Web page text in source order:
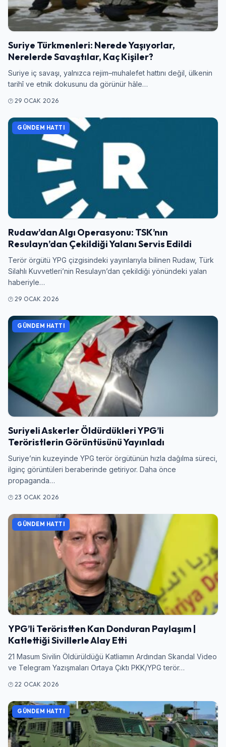
Suriye Türkmenleri: Nerede Yaşıyorlar,
Nerelerde Savaştılar, Kaç Kişiler?
Suriye iç savaşı, yalnızca rejim–muhalefet hattını değil, ülkenin
tarihî ve etnik dokusunu da görünür hâle…
29 OCAK 2026
GÜNDEM HATTI
Rudaw’dan Algı Operasyonu: TSK’nın
Resulayn’dan Çekildiği Yalanı Servis Edildi
Terör örgütü YPG çizgisindeki yayınlarıyla bilinen Rudaw, Türk
Silahlı Kuvvetleri’nin Resulayn’dan çekildiği yönündeki yalan
haberiyle…
29 OCAK 2026
GÜNDEM HATTI
Suriyeli Askerler Öldürdükleri YPG’li
Teröristlerin Görüntüsünü Yayınladı
Suriye’nin kuzeyinde YPG terör örgütünün hızla dağılma süreci,
ilginç görüntüleri beraberinde getiriyor. Daha önce
propaganda…
23 OCAK 2026
GÜNDEM HATTI
YPG’li Teröristten Kan Donduran Paylaşım |
Katlettiği Sivillerle Alay Etti
21 Masum Sivilin Öldürüldüğü Katliamın Ardından Skandal Video
ve Telegram Yazışmaları Ortaya Çıktı PKK/YPG terör…
22 OCAK 2026
GÜNDEM HATTI
Giriş Yap
Kullanıcı Adı veya E-posta